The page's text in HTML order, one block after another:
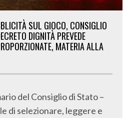
SUL GIOCO, CONSIGLIO
DIGNITÀ PREVEDE
MATERIA ALLA
del Consiglio di Stato –
di selezionare, leggere e